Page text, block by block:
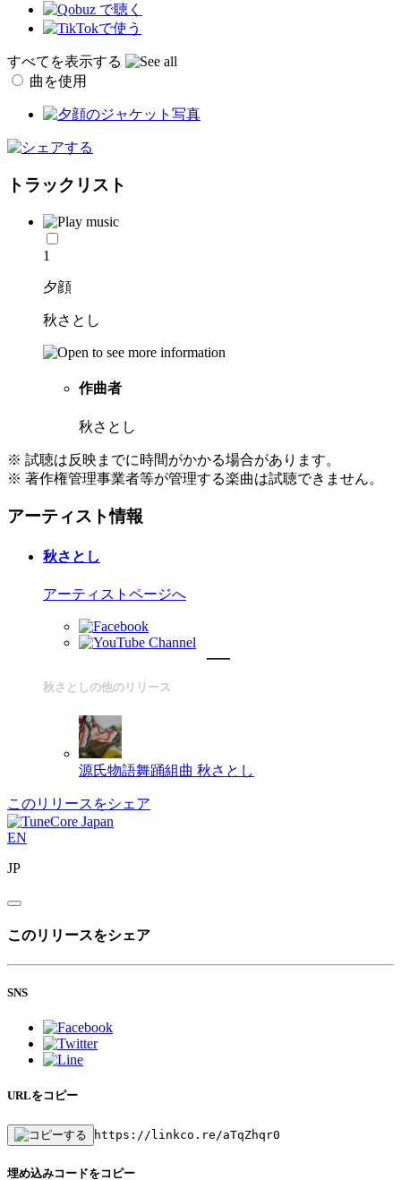
すべてを表示する
曲を使用
トラックリスト
1
夕顔
秋さとし
作曲者
秋さとし
※ 試聴は反映までに時間がかかる場合があります。
※ 著作権管理事業者等が管理する楽曲は試聴できません。
アーティスト情報
秋さとし
アーティストページへ
秋さとしの他のリリース
源氏物語舞踊組曲 秋さとし
このリリースをシェア
EN
JP
このリリースをシェア
SNS
URLをコピー
https://linkco.re/aTqZhqr0
埋め込みコードをコピー